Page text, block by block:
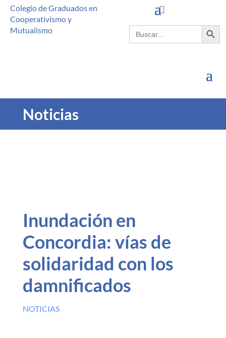
Colegio de Graduados en
Cooperativismo y
Mutualismo
Buscar: Botón de
Noticias
Inundación en
Concordia: vías de
solidaridad con los
damnificados
NOTICIAS